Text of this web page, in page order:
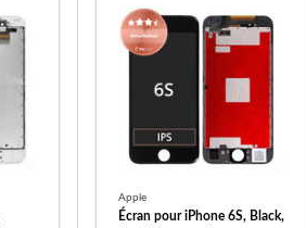
Apple
Écran pour iPhone 6S, Black,